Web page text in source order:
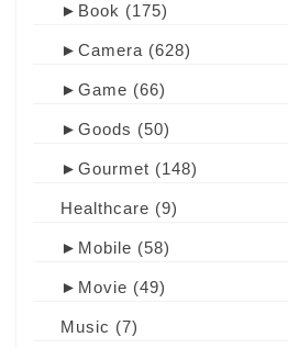
► Book (175)
► Camera (628)
► Game (66)
► Goods (50)
► Gourmet (148)
Healthcare (9)
► Mobile (58)
► Movie (49)
Music (7)